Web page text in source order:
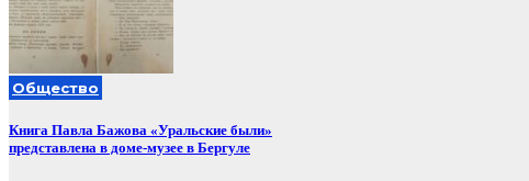
Общество
Книга Павла Бажова «Уральские были»
представлена в доме-музее в Бергуле